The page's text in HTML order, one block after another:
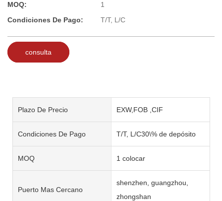
MOQ:
1
Condiciones De Pago:
T/T, L/C
consulta
Plazo De Precio EXW,FOB ,CIF
Condiciones De Pago T/T, L/C30\% de depósito
MOQ 1 colocar
Puerto Mas Cercano
shenzhen, guangzhou,
zhongshan